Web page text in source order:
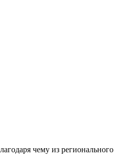
чему из регионального